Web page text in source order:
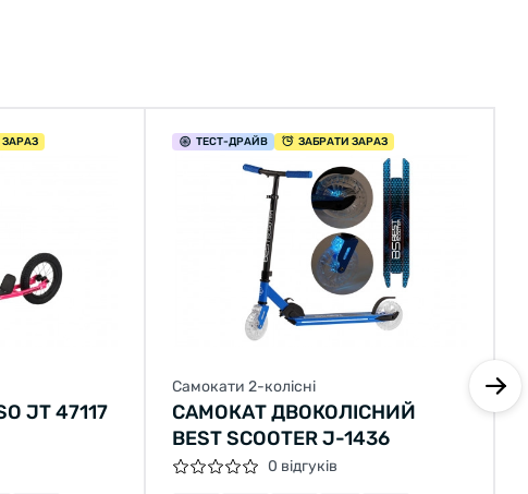
JT 47117
ТЕСТ-ДРАЙВ ЗАБРАТИ ЗАРАЗ
Самокати 2-колісні
САМОКАТ ДВОКОЛІСНИЙ
BEST SCOOTER J-1436
0 відгуків